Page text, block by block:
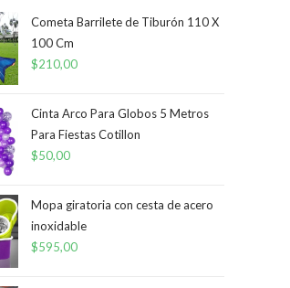
Cometa Barrilete de Tiburón 110 X
100 Cm
$210,00
Cinta Arco Para Globos 5 Metros
Para Fiestas Cotillon
$50,00
Mopa giratoria con cesta de acero
inoxidable
$595,00